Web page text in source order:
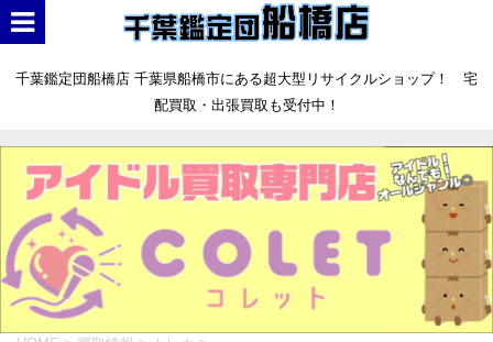
千葉鑑定団船橋店 千葉県船橋市にある超大型リサイクルショップ！ 宅
配買取・出張買取も受付中！